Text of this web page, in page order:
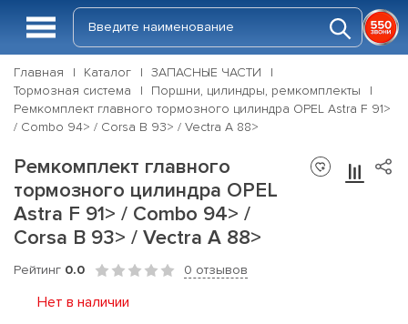
Главная Каталог
ЗАПАСНЫЕ ЧАСТИ
Тормозная система
Поршни, цилиндры, ремкомплекты
Ремкомплект главного тормозного цилиндра OPEL Astra F 91>
/ Combo 94> / Corsa B 93> / Vectra A 88>
Ремкомплект главного
тормозного цилиндра OPEL
Astra F 91> / Combo 94> /
Corsa B 93> / Vectra A 88>
Рейтинг 0.0 0 отзывов
Нет в наличии